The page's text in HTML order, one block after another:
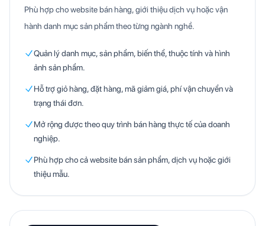
Phù hợp cho website bán hàng, giới thiệu dịch vụ hoặc vận
hành danh mục sản phẩm theo từng ngành nghề.
Quản lý danh mục, sản phẩm, biến thể, thuộc tính và hình
ảnh sản phẩm.
Hỗ trợ giỏ hàng, đặt hàng, mã giảm giá, phí vận chuyển và
trạng thái đơn.
Mở rộng được theo quy trình bán hàng thực tế của doanh
nghiệp.
Phù hợp cho cả website bán sản phẩm, dịch vụ hoặc giới
thiệu mẫu.